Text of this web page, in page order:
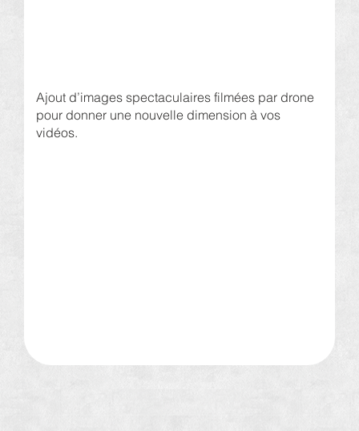
Ajout d’images spectaculaires filmées par drone
pour donner une nouvelle dimension à vos
vidéos.